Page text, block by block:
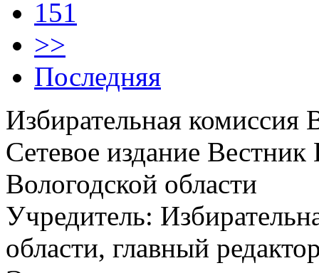
151
>>
Последняя
Избирательная комиссия
Сетевое издание
Вологодской области
Учредитель:
области, главный